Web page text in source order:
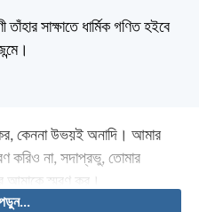
সাক্ষাতে ধার্মিক গণিত হইবে
কেননা উভয়ই অনাদি। আমার
করিও না, সদাপ্রভু, তোমার
আমাকে স্মরণ কর।